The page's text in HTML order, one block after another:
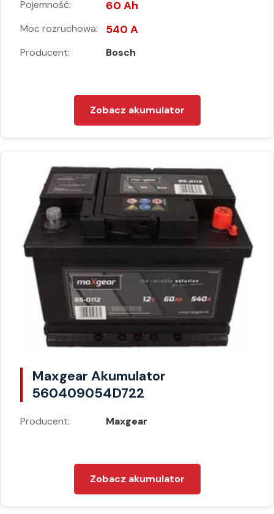
Pojemność: 60 Ah
Moc rozruchowa: 540 A
Producent: Bosch
Zobacz akumulator
Maxgear Akumulator
560409054D722
Producent: Maxgear
Zobacz akumulator